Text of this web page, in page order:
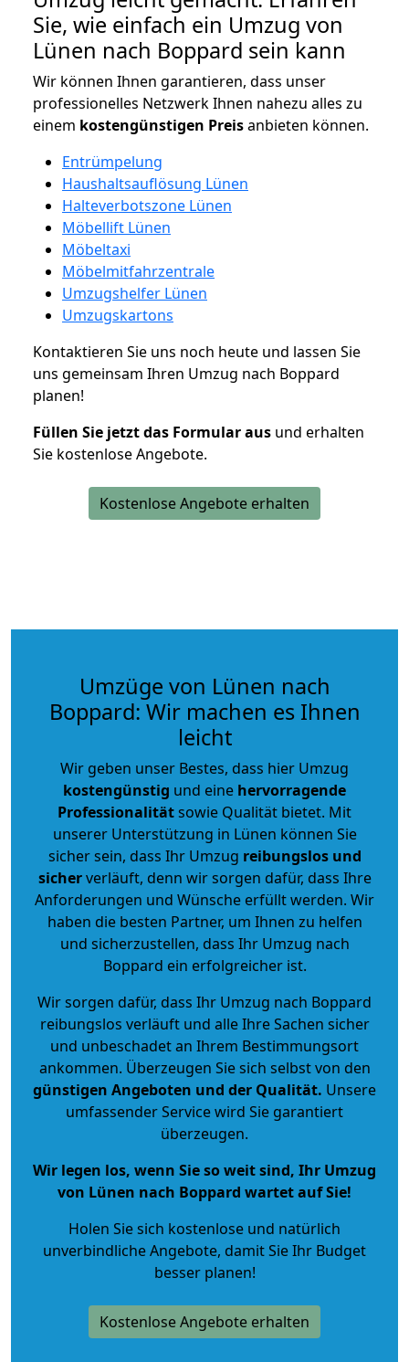
Sie, wie einfach ein Umzug von
Lünen nach Boppard sein kann
Wir können Ihnen garantieren, dass unser
professionelles Netzwerk Ihnen nahezu alles zu
einem kostengünstigen Preisanbieten können.
Entrümpelung
Haushaltsauflösung Lünen
Halteverbotszone Lünen
Möbellift Lünen
Möbeltaxi
Möbelmitfahrzentrale
Umzugshelfer Lünen
Umzugskartons
Kontaktieren Sie uns noch heute und lassen Sie
uns gemeinsam Ihren Umzug nach Boppard
planen!
Füllen Sie jetzt das Formular aus und erhalten
Sie kostenlose Angebote.
Kostenlose Angebote erhalten
Umzüge von Lünen nach
Boppard: Wir machen es Ihnen
leicht
Wir geben unser Bestes, dass hier Umzug
kostengünstig und eine hervorragende
Professionalitätsowie Qualität bietet. Mit
unserer Unterstützung in Lünen können Sie
sicher sein, dass Ihr Umzug reibungslos und
sicherverläuft, denn wir sorgen dafür, dass Ihre
Anforderungen und Wünsche erfüllt werden. Wir
haben die besten Partner, um Ihnen zu helfen
und sicherzustellen, dass Ihr Umzug nach
Boppard ein erfolgreicher ist.
Wir sorgen dafür, dass Ihr Umzug nach Boppard
reibungslos verläuft und alle Ihre Sachen sicher
und unbeschadet an Ihrem Bestimmungsort
ankommen. Überzeugen Sie sich selbst von den
günstigen Angeboten und der Qualität. Unsere
umfassender Service wird Sie garantiert
überzeugen.
Wir legen los, wenn Sie so weit sind, Ihr Umzug
von Lünen nach Boppard wartet auf Sie!
Holen Sie sich kostenlose und natürlich
unverbindliche Angebote, damit Sie Ihr Budget
besser planen!
Kostenlose Angebote erhalten